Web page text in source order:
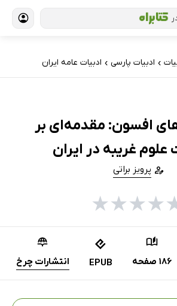
› ادبیات پارسی › ادبیات عامه ایران
افسون: مقدمه‌ای بر
غریبه در ایران
پرویز براتی
★
★
★
★
186 صفحه EPUB انتشارات چرخ